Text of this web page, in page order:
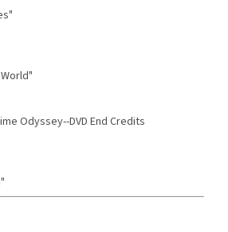
Odyssey--DVD End Credits